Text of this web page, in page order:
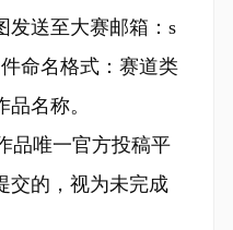
发送至大赛邮箱：s
件命名格式：赛道类
名称。
品唯一官方投稿平
交的，视为未完成